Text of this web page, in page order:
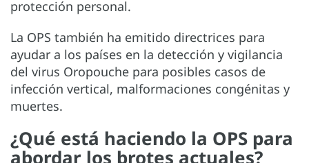
protección personal.
La OPS también ha emitido directrices para
ayudar a los países en la detección y vigilancia
del virus Oropouche para posibles casos de
infección vertical, malformaciones congénitas y
muertes.
¿Qué está haciendo la OPS para
abordar los brotes actuales?